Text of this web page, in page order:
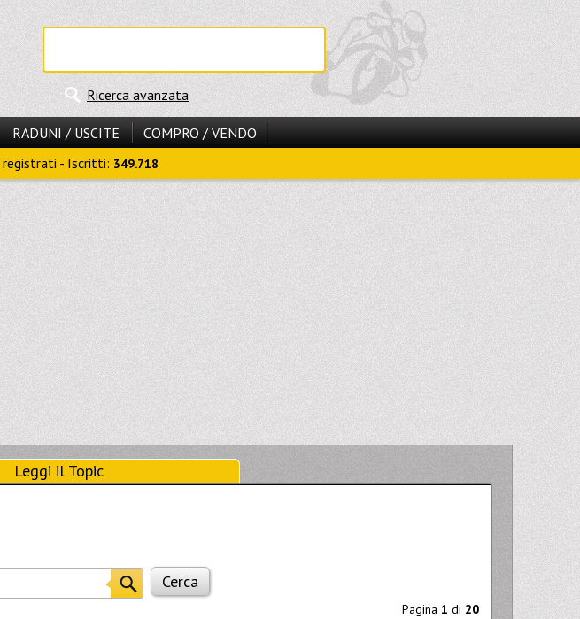
Ricerca avanzata
RADUNI / USCITE
COMPRO / VENDO
registrati - Iscritti: 349.718
Leggi il Topic
Pagina 1 di 20